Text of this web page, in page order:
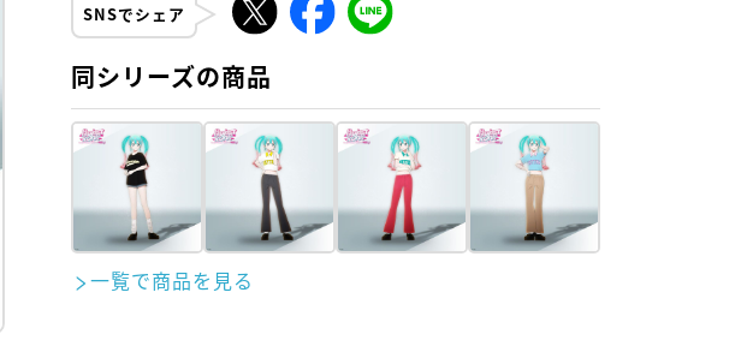
SNSでシェア
同シリーズの商品
一覧で商品を見る